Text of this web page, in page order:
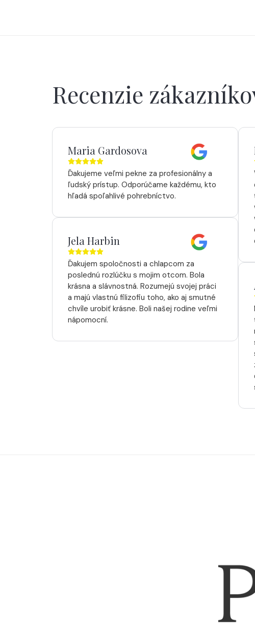
Recenzie
Maria Gardosova
Ďakujeme veľmi pekne za profesionálny a
ľudský prístup. Odporúčame každému, kto
hľadá spoľahlivé pohrebníctvo.
Jela Harbin
Ďakujem spoločnosti a chlapcom za
poslednú rozlúčku s mojim otcom. Bola
krásna a slávnostná. Rozumejú svojej práci
a majú vlastnú filizofiu toho, ako aj smutné
chvíle urobiť krásne. Boli našej rodine veľmi
nápomocní.